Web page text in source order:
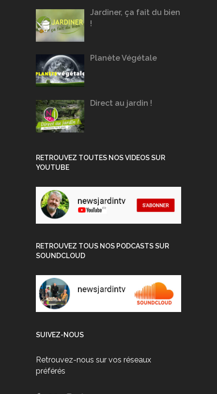
Jardiner, ça fait du bien
!
Planète Végétale
Direct au jardin !
RETROUVEZ TOUTES NOS VIDEOS SUR
YOUTUBE
RETROUVEZ TOUS NOS PODCASTS SUR
SOUNDCLOUD
SUIVEZ-NOUS
Retrouvez-nous sur vos réseaux
préférés